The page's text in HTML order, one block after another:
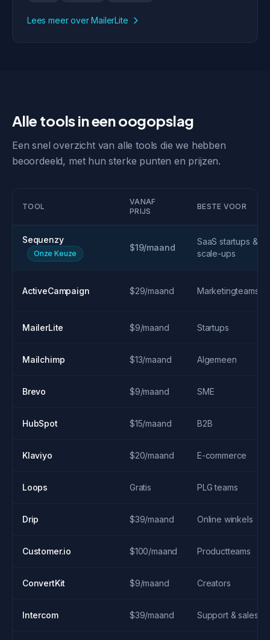
Lees meer over MailerLite
Alle tools in een oogopslag
Een snel overzicht van alle tools die we hebben
beoordeeld, met hun sterke punten en prijzen.
TOOL
VANAF
PRIJS
BESTE VOOR
Sequenzy
Onze Keuze
$19/maand
SaaS startups &
scale-ups
ActiveCampaign $29/maand Marketingteams
MailerLite $9/maand Startups
Mailchimp $13/maand Algemeen
Brevo $9/maand SME
HubSpot $15/maand B2B
Klaviyo $20/maand E-commerce
Loops Gratis PLG teams
Drip $39/maand Online winkels
Customer.io $100/maand Productteams
ConvertKit $9/maand Creators
Intercom $39/maand Support & sales